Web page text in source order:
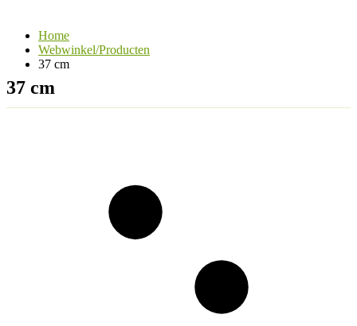
Home
Webwinkel/Producten
37 cm
37 cm